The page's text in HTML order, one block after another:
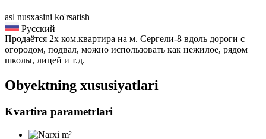
asl nusxasini ko'rsatish
Русский
Продаётся 2х ком.квартира на м. Сергели-8 вдоль дороги с
огородом, подвал, можно использовать как нежилое, рядом
школы, лицей и т.д.
Obyektning xususiyatlari
Kvartira parametrlari